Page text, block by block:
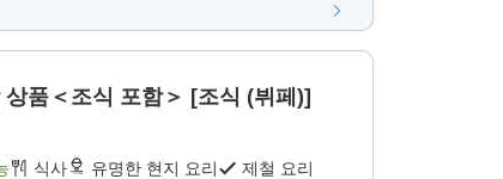
품＜조식 포함＞ [조식 (뷔페)]
식사 유명한 현지 요리
제철 요리